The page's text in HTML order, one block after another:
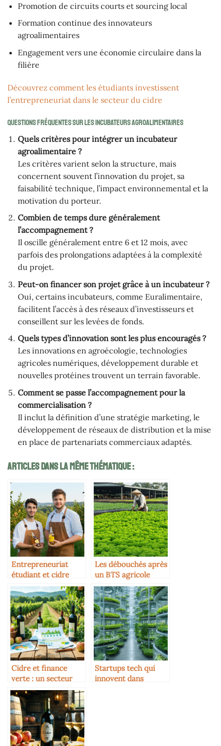
Promotion de circuits courts et sourcing local
Formation continue des innovateurs
agroalimentaires
Engagement vers une économie circulaire dans la
filière
Découvrez comment les étudiants investissent
l’entrepreneuriat dans le secteur du cidre
Questions fréquentes sur les incubateurs agroalimentaires
Quels critères pour intégrer un incubateur
agroalimentaire ?
Les critères varient selon la structure, mais
concernent souvent l’innovation du projet, sa
faisabilité technique, l’impact environnemental et la
motivation du porteur.
Combien de temps dure généralement
l’accompagnement ?
Il oscille généralement entre 6 et 12 mois, avec
parfois des prolongations adaptées à la complexité
du projet.
Peut-on financer son projet grâce à un incubateur ?
Oui, certains incubateurs, comme Euralimentaire,
facilitent l’accès à des réseaux d’investisseurs et
conseillent sur les levées de fonds.
Quels types d’innovation sont les plus encouragés ?
Les innovations en agroécologie, technologies
agricoles numériques, développement durable et
nouvelles protéines trouvent un terrain favorable.
Comment se passe l’accompagnement pour la
commercialisation ?
Il inclut la définition d’une stratégie marketing, le
développement de réseaux de distribution et la mise
en place de partenariats commerciaux adaptés.
Articles Dans La Même Thématique :
Entrepreneuriat
étudiant et cidre
Les débouchés après
un BTS agricole
Cidre et finance
verte : un secteur
attractif pour les
investisseurs
Startups tech qui
innovent dans